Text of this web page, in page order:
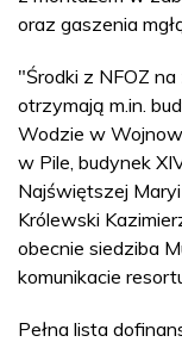
oraz gaszenia
"Środki z NFOZ
otrzymają m.in.
Wodzie w
w Pile, budynek
Najświętszej
Królewski
obecnie siedziba
komunikacie
Pełna lista